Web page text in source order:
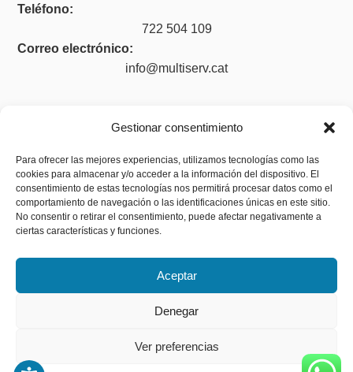
Gestionar consentimiento
Para ofrecer las mejores experiencias, utilizamos tecnologías como las
cookies para almacenar y/o acceder a la información del dispositivo. El
consentimiento de estas tecnologías nos permitirá procesar datos como el
comportamiento de navegación o las identificaciones únicas en este sitio.
No consentir o retirar el consentimiento, puede afectar negativamente a
ciertas características y funciones.
Aceptar
Denegar
Ver preferencias
Teléfono:
722 504 109
Correo electrónico:
info@multiserv.cat
Aviso legal
Política de privacidad
Política de cookies (UE)